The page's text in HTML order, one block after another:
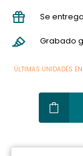
Se
Grabado
ÚLTIMAS UNIDADES